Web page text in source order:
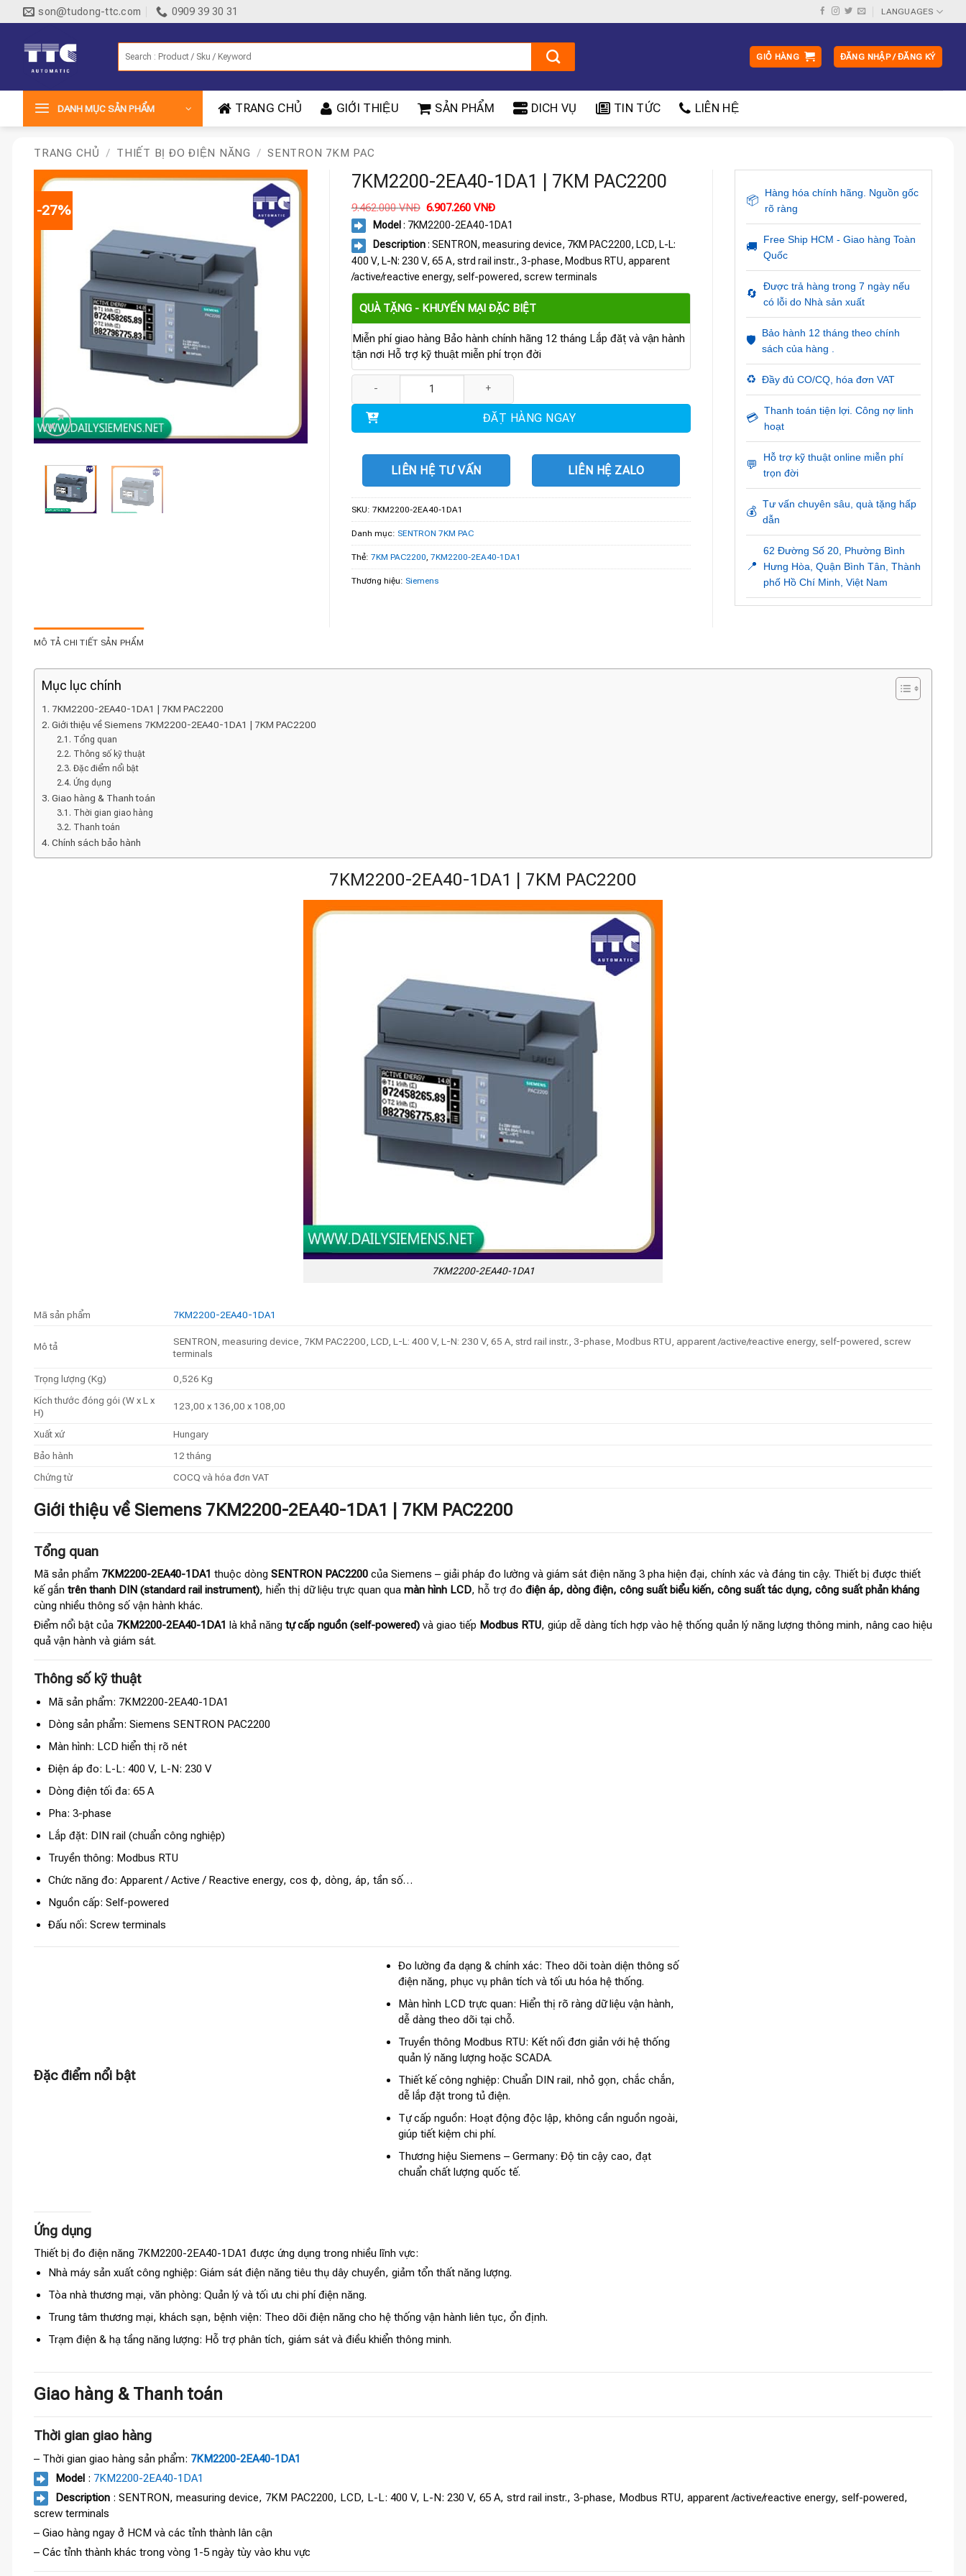
qua
son@tudong-ttc.com 0909 39 30 31 LANGUAGES
GIỎ HÀNG ĐĂNG NHẬP / ĐĂNG KÝ
DANH MỤC SẢN PHẨM TRANG CHỦ GIỚI THIỆU SẢN PHẨM DICH VỤ TIN TỨC LIÊN HỆ
TRANG CHỦ / THIẾT BỊ ĐO ĐIỆN NĂNG / SENTRON 7KM PAC
-27%
7KM2200-2EA40-1DA1 | 7KM PAC2200
9.462.000VNĐ Giá
gốc
là:
9.462.000 VNĐ.
6.907.260VNĐGiá
hiện
tại
là:
6.907.260 VNĐ.
Model : 7KM2200-2EA40-1DA1
Description: SENTRON, measuring device, 7KM PAC2200, LCD, L-L:
400 V, L-N: 230 V, 65 A, strd rail instr., 3-phase, Modbus RTU, apparent
/active/reactive energy, self-powered, screw terminals
QUÀ TẶNG - KHUYẾN MẠI ĐẶC BIỆT
Miễn phí giao hàng Bảo hành chính hãng 12 tháng Lắp đặt và vận hành
tận nơi Hỗ trợ kỹ thuật miễn phí trọn đời
ĐẶT HÀNG NGAY
LIÊN HỆ TƯ VẤN LIÊN HỆ ZALO
SKU: 7KM2200-2EA40-1DA1
Danh mục: SENTRON 7KM PAC
Thẻ: 7KM PAC2200 7KM2200-2EA40-1DA1
Thương hiệu: Siemens
📦
Hàng hóa chính hãng. Nguồn gốc
rõ ràng
🚚
Free Ship HCM - Giao hàng Toàn
Quốc
🔄
Được trả hàng trong 7 ngày nếu
có lỗi do Nhà sản xuất
🛡️
Bảo hành 12 tháng theo chính
sách của hàng .
♻️ Đầy đủ CO/CQ, hóa đơn VAT
💳
Thanh toán tiện lợi. Công nợ linh
hoạt
💬
Hỗ trợ kỹ thuật online miễn phí
trọn đời
💰
Tư vấn chuyên sâu, quà tặng hấp
dẫn
📍
62 Đường Số 20, Phường Bình
Hưng Hòa, Quận Bình Tân, Thành
phố Hồ Chí Minh, Việt Nam
MÔ TẢ CHI TIẾT SẢN PHẨM
Mục lục chính
7KM2200-2EA40-1DA1 | 7KM PAC2200
Giới thiệu về Siemens 7KM2200-2EA40-1DA1 | 7KM PAC2200
Tổng quan
Thông số kỹ thuật
Đặc điểm nổi bật
Ứng dụng
Giao hàng & Thanh toán
Thời gian giao hàng
Thanh toán
Chính sách bảo hành
7KM2200-2EA40-1DA1 | 7KM PAC2200
7KM2200-2EA40-1DA1
Mã sản phẩm 7KM2200-2EA40-1DA1
Mô tả
SENTRON, measuring device, 7KM PAC2200, LCD, L-L: 400 V, L-N: 230 V, 65 A, strd rail instr., 3-phase, Modbus RTU, apparent /active/reactive energy, self-powered, screw
terminals
Trọng lượng (Kg)
0,526 Kg
Kích thước đóng gói (W x L x
H)
123,00 x 136,00 x 108,00
Xuất xứ
Hungary
Bảo hành
12 tháng
Chứng từ
COCQ và hóa đơn VAT
Giới thiệu về Siemens 7KM2200-2EA40-1DA1 | 7KM PAC2200
Tổng quan
Mã sản phẩm 7KM2200-2EA40-1DA1 thuộc dòng SENTRON PAC2200 của Siemens – giải pháp đo lường và giám sát điện năng 3 pha hiện đại, chính xác và đáng tin cậy. Thiết bị được thiết
kế gắn trên thanh DIN (standard rail instrument), hiển thị dữ liệu trực quan qua màn hình LCD, hỗ trợ đo điện áp, dòng điện, công suất biểu kiến, công suất tác dụng, công suất phản kháng
cùng nhiều thông số vận hành khác.
Điểm nổi bật của 7KM2200-2EA40-1DA1 là khả năng tự cấp nguồn (self-powered) và giao tiếp Modbus RTU, giúp dễ dàng tích hợp vào hệ thống quản lý năng lượng thông minh, nâng cao hiệu
quả vận hành và giám sát.
Thông số kỹ thuật
Mã sản phẩm: 7KM2200-2EA40-1DA1
Dòng sản phẩm: Siemens SENTRON PAC2200
Màn hình: LCD hiển thị rõ nét
Điện áp đo: L-L: 400 V, L-N: 230 V
Dòng điện tối đa: 65 A
Pha: 3-phase
Lắp đặt: DIN rail (chuẩn công nghiệp)
Truyền thông: Modbus RTU
Chức năng đo: Apparent / Active / Reactive energy, cos φ, dòng, áp, tần số…
Nguồn cấp: Self-powered
Đấu nối: Screw terminals
Đặc điểm nổi bật
Đo lường đa dạng & chính xác: Theo dõi toàn diện thông số
điện năng, phục vụ phân tích và tối ưu hóa hệ thống.
Màn hình LCD trực quan: Hiển thị rõ ràng dữ liệu vận hành,
dễ dàng theo dõi tại chỗ.
Truyền thông Modbus RTU: Kết nối đơn giản với hệ thống
quản lý năng lượng hoặc SCADA.
Thiết kế công nghiệp: Chuẩn DIN rail, nhỏ gọn, chắc chắn,
dễ lắp đặt trong tủ điện.
Tự cấp nguồn: Hoạt động độc lập, không cần nguồn ngoài,
giúp tiết kiệm chi phí.
Thương hiệu Siemens – Germany: Độ tin cậy cao, đạt
chuẩn chất lượng quốc tế.
Ứng dụng
Thiết bị đo điện năng 7KM2200-2EA40-1DA1 được ứng dụng trong nhiều lĩnh vực:
Nhà máy sản xuất công nghiệp: Giám sát điện năng tiêu thụ dây chuyền, giảm tổn thất năng lượng.
Tòa nhà thương mại, văn phòng: Quản lý và tối ưu chi phí điện năng.
Trung tâm thương mại, khách sạn, bệnh viện: Theo dõi điện năng cho hệ thống vận hành liên tục, ổn định.
Trạm điện & hạ tầng năng lượng: Hỗ trợ phân tích, giám sát và điều khiển thông minh.
Giao hàng & Thanh toán
Thời gian giao hàng
– Thời gian giao hàng sản phẩm: 7KM2200-2EA40-1DA1
Model : 7KM2200-2EA40-1DA1
Description : SENTRON, measuring device, 7KM PAC2200, LCD, L-L: 400 V, L-N: 230 V, 65 A, strd rail instr., 3-phase, Modbus RTU, apparent /active/reactive energy, self-powered,
screw terminals
– Giao hàng ngay ở HCM và các tỉnh thành lân cận
– Các tỉnh thành khác trong vòng 1-5 ngày tùy vào khu vực